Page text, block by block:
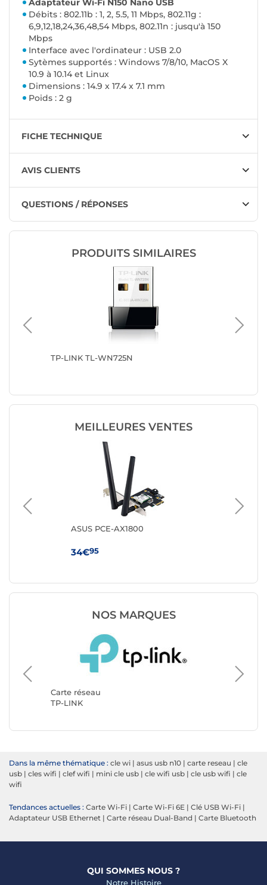
Adaptateur Wi-Fi N150 Nano USB
Débits : 802.11b : 1, 2, 5.5, 11 Mbps, 802.11g :
6,9,12,18,24,36,48,54 Mbps, 802.11n : jusqu'à 150
Mbps
Interface avec l'ordinateur : USB 2.0
Sytèmes supportés : Windows 7/8/10, MacOS X
10.9 à 10.14 et Linux
Dimensions : 14.9 x 17.4 x 7.1 mm
Poids : 2 g
FICHE TECHNIQUE
AVIS CLIENTS
QUESTIONS / RÉPONSES
PRODUITS SIMILAIRES
TP-LINK TL-WN725N
MEILLEURES VENTES
ASUS PCE-AX1800
34€95
NOS MARQUES
Carte réseau
TP-LINK
Carte
Dans la même thématique : cle wi | asus usb n10 | carte reseau | cle
usb | cles wifi | clef wifi | mini cle usb | cle wifi usb | cle usb wifi | cle
wifi
Tendances actuelles : Carte Wi-Fi | Carte Wi-Fi 6E | Clé USB Wi-Fi |
Adaptateur USB Ethernet | Carte réseau Dual-Band | Carte Bluetooth
QUI SOMMES NOUS ?
Notre Histoire